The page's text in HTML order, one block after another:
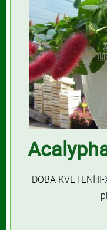
DOBA